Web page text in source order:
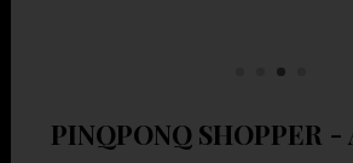
PINQPONQ SHOPPER -